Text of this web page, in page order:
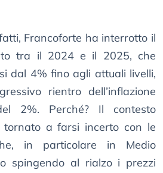
Francoforte ha interrotto il
tra il 2024 e il 2025, che
dal 4% fino agli attuali livelli,
rientro dell’inflazione
2%. Perché? Il contesto
tornato a farsi incerto con le
in particolare in Medio
spingendo al rialzo i prezzi